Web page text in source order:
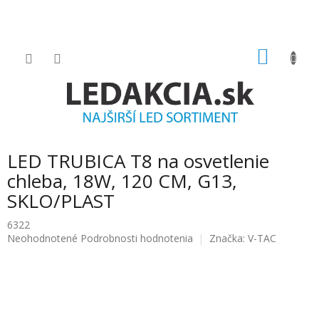
LED TRUBICA T8 na osvetlenie
chleba, 18W, 120 CM, G13,
SKLO/PLAST
6322
Priemerné
Neohodnotené Podrobnosti hodnotenia Značka: V-TAC